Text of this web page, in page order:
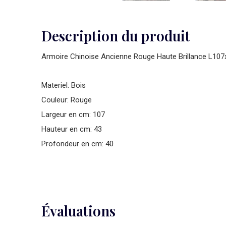
Description du produit
Armoire Chinoise Ancienne Rouge Haute Brillance
Materiel: Bois
Couleur: Rouge
Largeur en cm: 107
Hauteur en cm: 43
Profondeur en cm: 40
Évaluations